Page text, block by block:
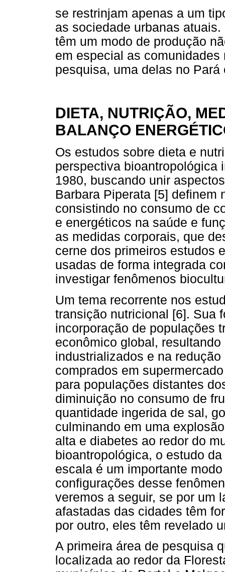
se restrinjam apenas a um
as sociedade urbanas
têm um modo de produção
em especial as
pesquisa, uma delas no
DIETA, NUTRIÇÃO,
BALANÇO
Os estudos sobre dieta e
perspectiva bioantropológica
1980, buscando unir
Barbara Piperata [5] definem
consistindo no consumo de
e energéticos na saúde e
as medidas corporais, que
cerne dos primeiros estudos
usadas de forma integrada
investigar fenômenos
Um tema recorrente nos
transição nutricional [6]. Sua
incorporação de populações
econômico global,
industrializados e na
comprados em
para populações distantes
diminuição no consumo de
quantidade ingerida de sal,
culminando em uma
alta e diabetes ao redor do
bioantropológica, o estudo
escala é um importante
configurações desse
veremos a seguir, se por um
afastadas das cidades têm
por outro, eles têm revelado
A primeira área de pesquisa
localizada ao redor da